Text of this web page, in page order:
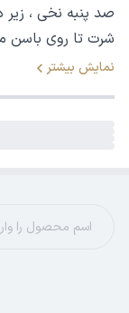
صد پنبه نخی ،
شرت تا روی باسن
نمایش بیشتر